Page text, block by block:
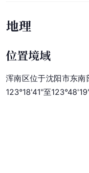
地理
位置境域
浑南区位于沈阳市东南
123°18'41"至